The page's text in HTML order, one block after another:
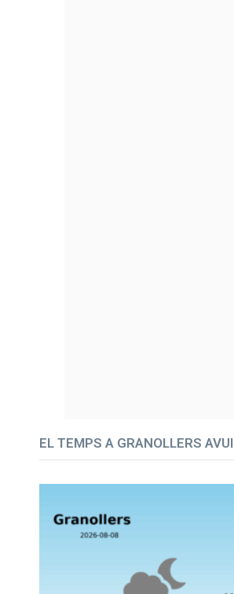
EL TEMPS A GRANOLLERS AVUI